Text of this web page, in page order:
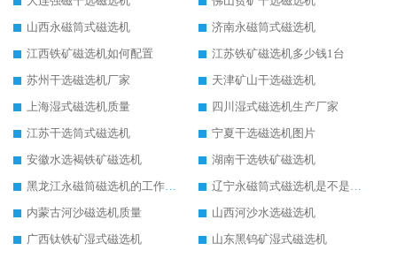
山西永磁筒式磁选机
济南永磁筒式磁选机
江西铁矿磁选机如何配置
江苏铁矿磁选机多少钱1台
苏州干选磁选机厂家
天津矿山干选磁选机
上海湿式磁选机质量
四川湿式磁选机生产厂家
江苏干选筒式磁选机
宁夏干选磁选机图片
安徽水选褐铁矿磁选机
湖南干选铁矿磁选机
黑龙江永磁筒磁选机的工作原理
辽宁永磁筒式磁选机是不是强磁
内蒙古河沙磁选机质量
山西河沙水选磁选机
广西钛铁矿湿式磁选机
山东黑钨矿湿式磁选机